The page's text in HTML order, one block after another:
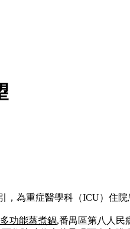
為重症醫學科（ICU）住
多功能蒸煮鍋,番禺區第八人民